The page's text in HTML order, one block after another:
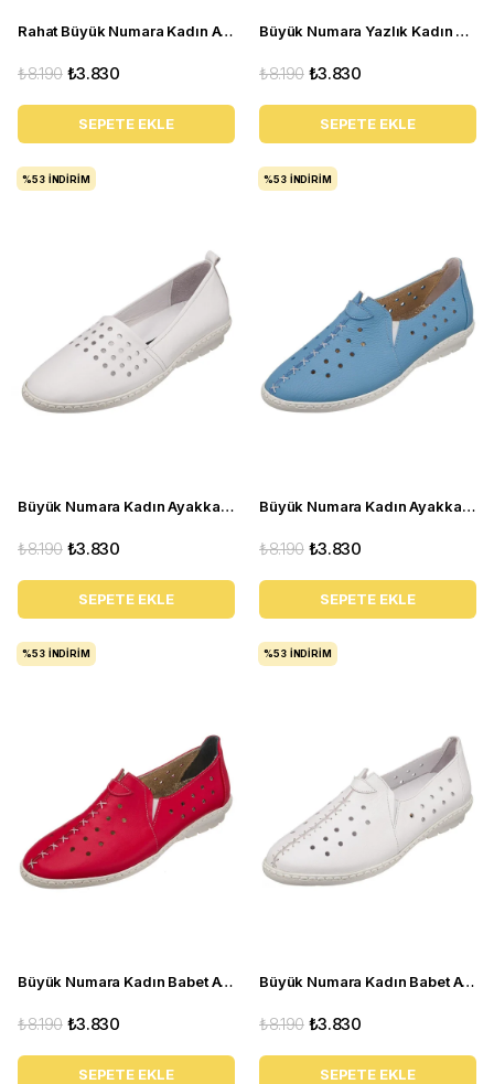
Rahat Büyük Numara Kadın Ayakkabı PR 4411 Siyah
₺3.830
₺8.190
SEPETE EKLE
Büyük Numara Yazlık Kadın Babet Ayakkabı PR 3311 Siyah
₺3.830
₺8.190
SEPETE EKLE
Büyük Numara Kadın Ayakkabı Babet PR 3311 beyaz
₺3.830
₺8.190
SEPETE EKLE
%53 İNDIRIM
Büyük Numara Kadın Ayakkabı Babet PR 2211 mavi
₺3.830
₺8.190
SEPETE EKLE
%53 İNDIRIM
Büyük Numara Kadın Babet Ayakkabı PR 2211 Kırmızı
₺3.830
₺8.190
SEPETE EKLE
%53 İNDIRIM
Büyük Numara Kadın Babet Ayakkabı PR 2211 Beyaz
₺3.830
₺8.190
SEPETE EKLE
%53 İNDIRIM